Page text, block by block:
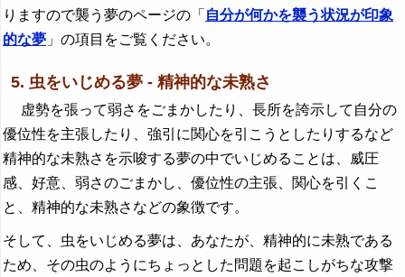
りますので襲う夢のページの「 自分が何かを襲う状況が印象
的な夢 」の項目をご覧ください。
5. 虫をいじめる夢 - 精神的な未熟さ
虚勢を張って弱さをごまかしたり、長所を誇示して自分の
優位性を主張したり、強引に関心を引こうとしたりするなど
精神的な未熟さを示唆する夢の中でいじめることは、威圧
感、好意、弱さのごまかし、優位性の主張、関心を引くこ
と、精神的な未熟さなどの象徴です。
そして、虫をいじめる夢は、あなたが、精神的に未熟である
ため、その虫のようにちょっとした問題を起こしがちな攻撃